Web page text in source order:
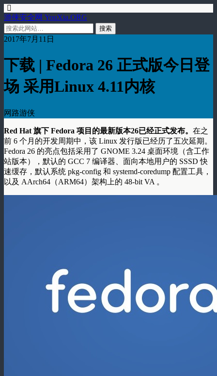
游侠安全网 YouXia.ORG
2017年7月11日
下载 | Fedora 26 正式版今日登
场 采用Linux 4.11内核
网路游侠
Red Hat 旗下 Fedora 项目的最新版本26已经正式发布。 在之
前 6 个月的开发周期中，该 Linux 发行版已经历了五次延期。
Fedora 26 的亮点包括采用了 GNOME 3.24 桌面环境（含工作
站版本），默认的 GCC 7 编译器、面向本地用户的 SSSD 快
速缓存，默认系统 pkg-config 和 systemd-coredump 配置工具，
以及 AArch64（ARM64）架构上的 48-bit VA 。